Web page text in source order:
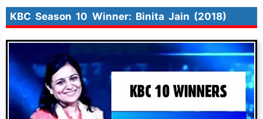
KBC Season 10 Winner: Binita Jain (2018)